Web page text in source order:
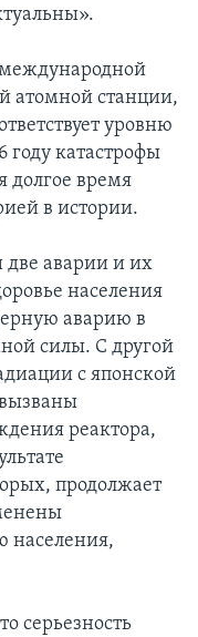
атомной станции,
уровню
году катастрофы
долгое время
в истории.
две аварии и их
населения
аварию в
силы. С другой
с японской
реактора,
продолжает
населения,
серьезность